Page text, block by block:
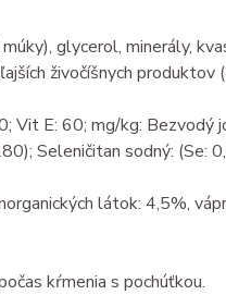
glycerol, minerály,
živočíšnych produktov
E: 60; mg/kg: Bezvodý
Seleničitan sodný: (Se:
látok: 4,5%,
kŕmenia s pochúťkou.